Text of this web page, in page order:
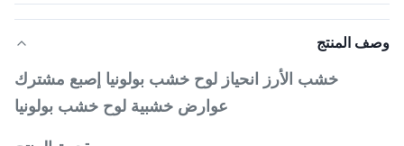
وصف المنتج
خشب الأرز انحياز لوح خشب بولونيا إصبع مشترك
عوارض خشبية لوح خشب بولونيا